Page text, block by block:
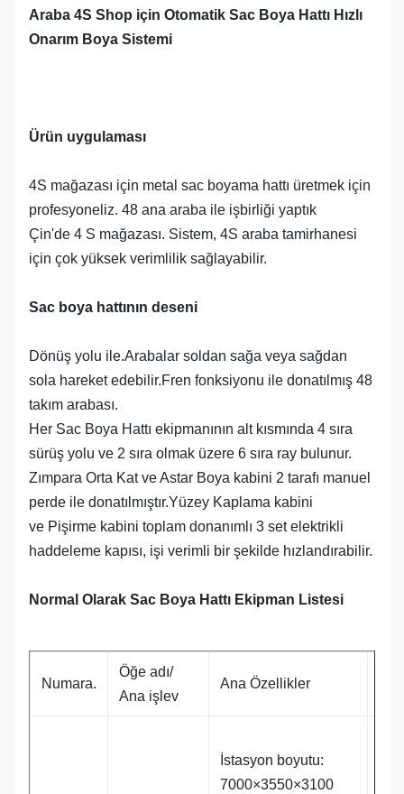
Araba 4S Shop için Otomatik Sac Boya Hattı Hızlı
Onarım Boya Sistemi
Ürün uygulaması
4S mağazası için metal sac boyama hattı üretmek için
profesyoneliz. 48 ana araba ile işbirliği yaptık
Çin'de 4 S mağazası. Sistem, 4S araba tamirhanesi
için çok yüksek verimlilik sağlayabilir.
Sac boya hattının deseni
Dönüş yolu ile.Arabalar soldan sağa veya sağdan
sola hareket edebilir.Fren fonksiyonu ile donatılmış 48
takım arabası.
Her Sac Boya Hattı ekipmanının alt kısmında 4 sıra
sürüş yolu ve 2 sıra olmak üzere 6 sıra ray bulunur.
Zımpara Orta Kat ve Astar Boya kabini 2 tarafı manuel
perde ile donatılmıştır.Yüzey Kaplama kabini
ve Pişirme kabini toplam donanımlı 3 set elektrikli
haddeleme kapısı, işi verimli bir şekilde hızlandırabilir.
Normal Olarak Sac Boya Hattı Ekipman Listesi
Numara.
Öğe adı/
Ana işlev
Ana Özellikler
İstasyon boyutu:
7000×3550×3100